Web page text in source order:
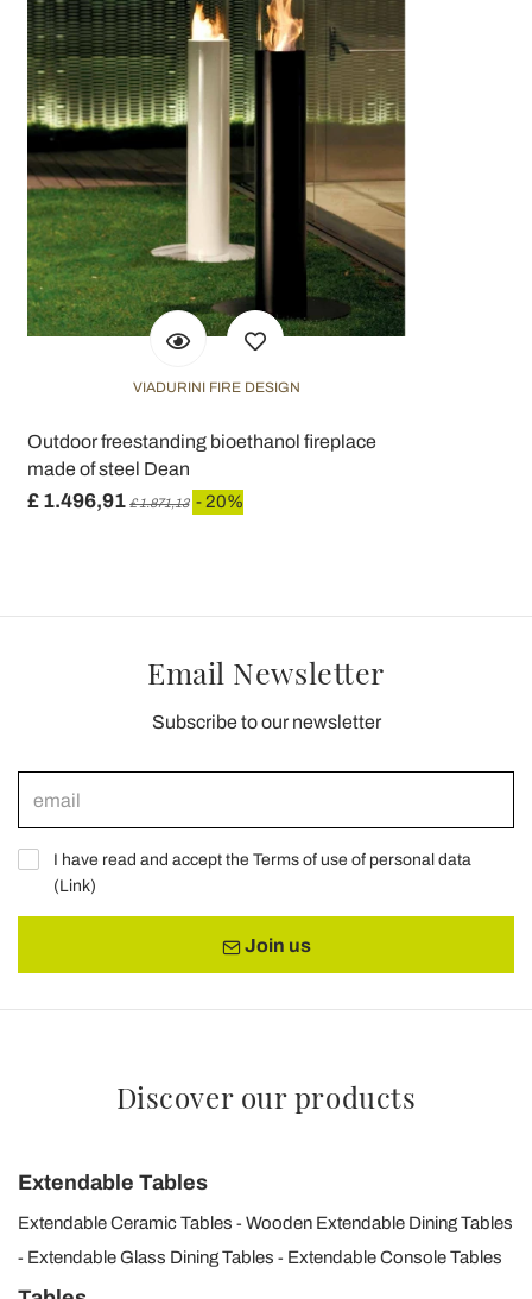
VIADURINI FIRE DESIGN
Outdoor freestanding bioethanol fireplace
made of steel Dean
£ 1.496,91 £ 1.871,13 - 20%
Email Newsletter
Subscribe to our newsletter
I have read and accept the Terms of use of personal data
(Link)
Join us
Discover our products
Extendable Tables
Extendable Ceramic Tables
Wooden Extendable Dining Tables
Extendable Glass Dining Tables
Extendable Console Tables